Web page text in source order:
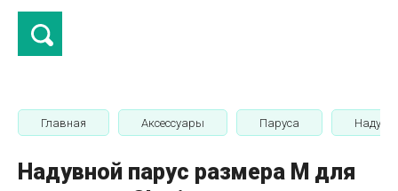
Главная Аксессуары Паруса
Надувной парус размера М для